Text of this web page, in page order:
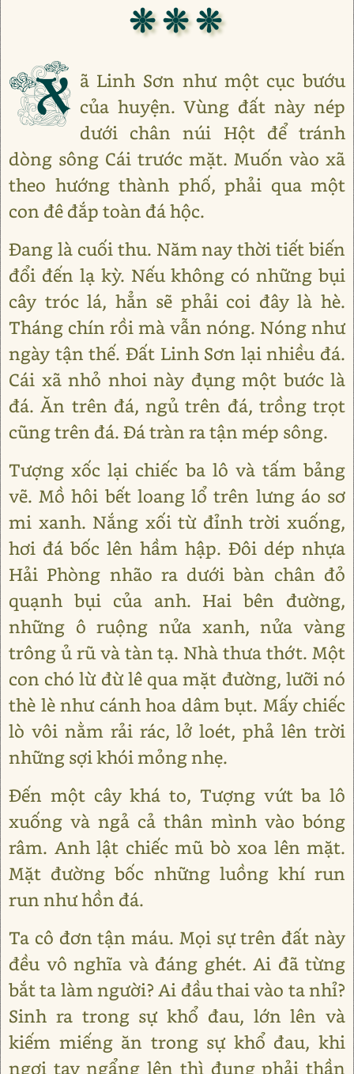
❊ ❊ ❊
X ã Linh Sơn như một cục bướu
của huyện. Vùng đất này nép
dưới chân núi Hột để tránh
dòng sông Cái trước mặt. Muốn vào xã
theo hướng thành phố, phải qua một
con đê đắp toàn đá hộc.
Đang là cuối thu. Năm nay thời tiết biến
đổi đến lạ kỳ. Nếu không có những bụi
cây tróc lá, hẳn sẽ phải coi đây là hè.
Tháng chín rồi mà vẫn nóng. Nóng như
ngày tận thế. Đất Linh Sơn lại nhiều đá.
Cái xã nhỏ nhoi này đụng một bước là
đá. Ăn trên đá, ngủ trên đá, trồng trọt
cũng trên đá. Đá tràn ra tận mép sông.
Tượng xốc lại chiếc ba lô và tấm bảng
vẽ. Mồ hôi bết loang lổ trên lưng áo sơ
mi xanh. Nắng xối từ đỉnh trời xuống,
hơi đá bốc lên hầm hập. Đôi dép nhựa
Hải Phòng nhão ra dưới bàn chân đỏ
quạnh bụi của anh. Hai bên đường,
những ô ruộng nửa xanh, nửa vàng
trông ủ rũ và tàn tạ. Nhà thưa thớt. Một
con chó lừ đừ lê qua mặt đường, lưỡi nó
thè lè như cánh hoa dâm bụt. Mấy chiếc
lò vôi nằm rải rác, lở loét, phả lên trời
những sợi khói mỏng nhẹ.
Đến một cây khá to, Tượng vứt ba lô
xuống và ngả cả thân mình vào bóng
râm. Anh lật chiếc mũ bò xoa lên mặt.
Mặt đường bốc những luồng khí run
run như hồn đá.
Ta cô đơn tận máu. Mọi sự trên đất này
đều vô nghĩa và đáng ghét. Ai đã từng
bắt ta làm người? Ai đầu thai vào ta nhỉ?
Sinh ra trong sự khổ đau, lớn lên và
kiếm miếng ăn trong sự khổ đau, khi
ngơi tay ngẩng lên thì đụng phải thần